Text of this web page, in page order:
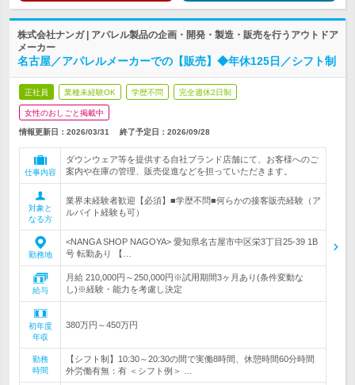
株式会社ナンガ | アパレル製品の企画・開発・製造・販売を行うアウトドア
メーカー
名古屋／アパレルメーカーでの【販売】◆年休125日／シフト制
正社員 業種未経験OK 学歴不問 完全週休2日制
女性のおしごと掲載中
情報更新日：2026/03/31 終了予定日： 2026/09/28
仕事内容
ダウンウェア等を提供する自社ブランド店舗にて、お客様へのご
案内や在庫の管理、販売促進などを担っていただきます。
対象と
なる方
業界未経験者歓迎【必須】■学歴不問■何らかの接客販売経験（ア
ルバイト経験も可）
勤務地
<NANGA SHOP NAGOYA> 愛知県名古屋市中区栄3丁目25‐39 1B
号 転勤あり 【…
給与
月給 210,000円～250,000円※試用期間3ヶ月あり(条件変動な
し)※経験・能力を考慮し決定
初年度
年収
380万円～450万円
勤務
時間
【シフト制】10:30～20:30の間で実働8時間、休憩時間60分時間
外労働有無：有 ＜シフト例＞ …